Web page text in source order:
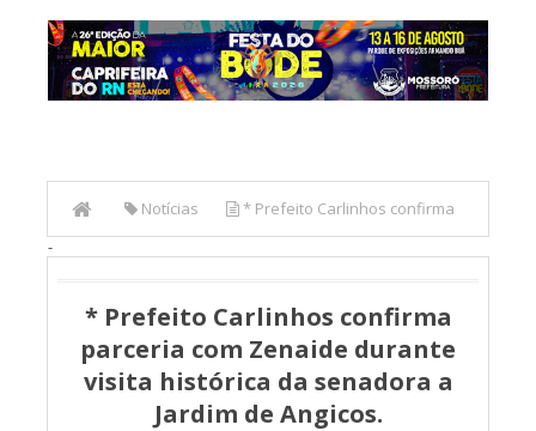
Notícias * Prefeito Carlinhos confirma
parceria com Zenaide durante visita histórica da senadora a
-
* Prefeito Carlinhos confirma
parceria com Zenaide durante
visita histórica da senadora a
Jardim de Angicos.